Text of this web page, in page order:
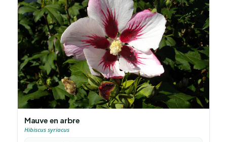
Mauve en arbre
Hibiscus syriacus